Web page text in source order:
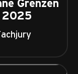
2025